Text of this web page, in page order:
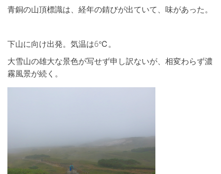
青銅の山頂標識は、経年の錆びが出ていて、味があった。
下山に向け出発。気温は6℃。
大雪山の雄大な景色が写せず申し訳ないが、相変わらず濃
霧風景が続く。